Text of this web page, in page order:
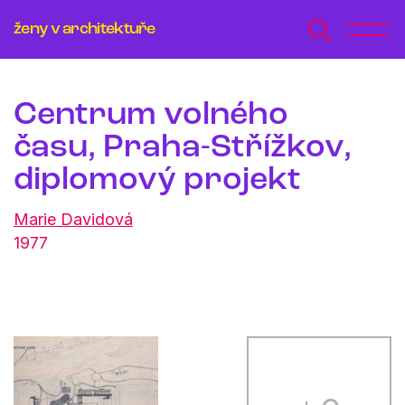
ženy v architektuře
Centrum volného
času, Praha-Střížkov,
diplomový projekt
Marie Davidová
1977